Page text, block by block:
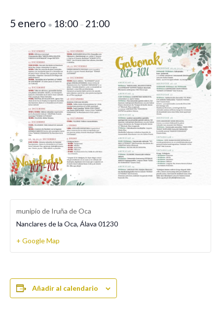
5 enero ● 18:00 – 21:00
munipio de Iruña de Oca
Nanclares de la Oca, Álava 01230
+ Google Map
Añadir al calendario